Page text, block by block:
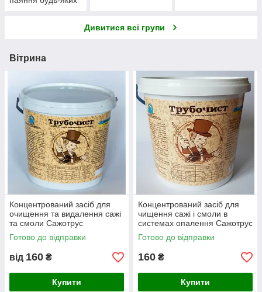
Дивитися всі групи
Вітрина
Концентрований засіб для
очищення та видалення сажі
та смоли Сажотрус
(Сажотрус)
Готово до відправки
від 160 ₴
Купити
Концентрований засіб для
чищення сажі і смоли в
системах опалення Сажотрус
(сажотрус)
Готово до відправки
160 ₴
Купити